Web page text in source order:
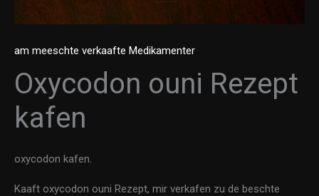
am meeschte verkaafte Medikamenter
Oxycodon ouni Rezept
kafen
oxycodon kafen.
Kaaft oxycodon ouni Rezept, mir verkafen zu de beschte